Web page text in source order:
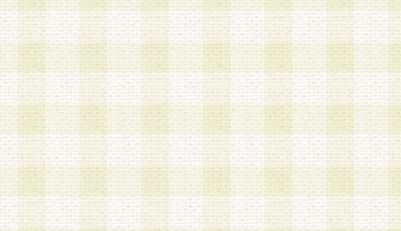
人 である場合は、親権者などの法定代理人の同
録を行うものとします。なお、義務教育学齢に該
者については、登録時に 当社が別途定める方法
権者による承認手続きを行うものとします。
第3条 会員の登録方法
1.会員登録手続きは、会員登録希望者本人が行う
る登録は一切認められないものとします。
2.会員登録希望者は、本規約に同意の後、当社指
画 面」において、当社が指定する必要事項を入